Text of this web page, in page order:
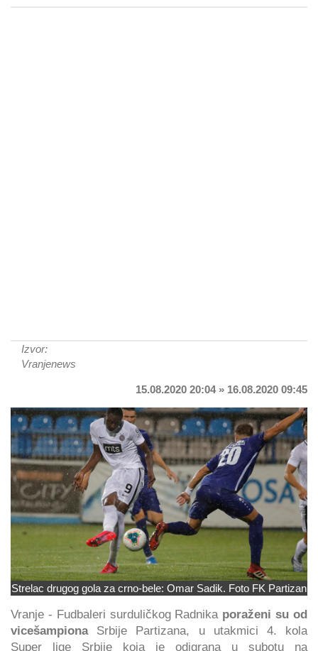
Izvor:
Vranjenews
15.08.2020 20:04 » 16.08.2020 09:45
Strelac drugog gola za crno-bele: Omar Sadik. Foto FK Partizan
Vranje - Fudbaleri surduličkog Radnika poraženi su od
vicešampionaSrbije Partizana, u utakmici 4. kola
Super lige Srbije koja je odigrana u subotu na